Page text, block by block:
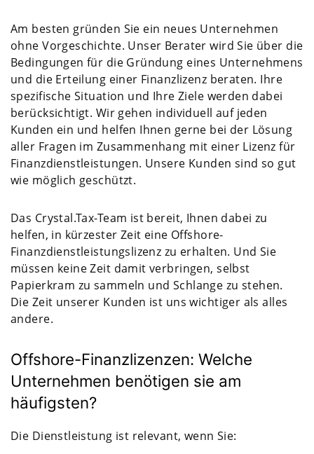
Am besten gründen Sie ein neues Unternehmen
ohne Vorgeschichte. Unser Berater wird Sie über die
Bedingungen für die Gründung eines Unternehmens
und die Erteilung einer Finanzlizenz beraten. Ihre
spezifische Situation und Ihre Ziele werden dabei
berücksichtigt. Wir gehen individuell auf jeden
Kunden ein und helfen Ihnen gerne bei der Lösung
aller Fragen im Zusammenhang mit einer Lizenz für
Finanzdienstleistungen. Unsere Kunden sind so gut
wie möglich geschützt.
Das Crystal.Tax-Team ist bereit, Ihnen dabei zu
helfen, in kürzester Zeit eine Offshore-
Finanzdienstleistungslizenz zu erhalten. Und Sie
müssen keine Zeit damit verbringen, selbst
Papierkram zu sammeln und Schlange zu stehen.
Die Zeit unserer Kunden ist uns wichtiger als alles
andere.
Offshore-Finanzlizenzen: Welche
Unternehmen benötigen sie am
häufigsten?
Die Dienstleistung ist relevant, wenn Sie: